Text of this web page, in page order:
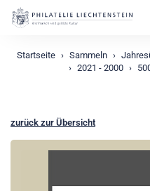
Startseite Sammeln
2021 - 2000
zurück zur Übersicht